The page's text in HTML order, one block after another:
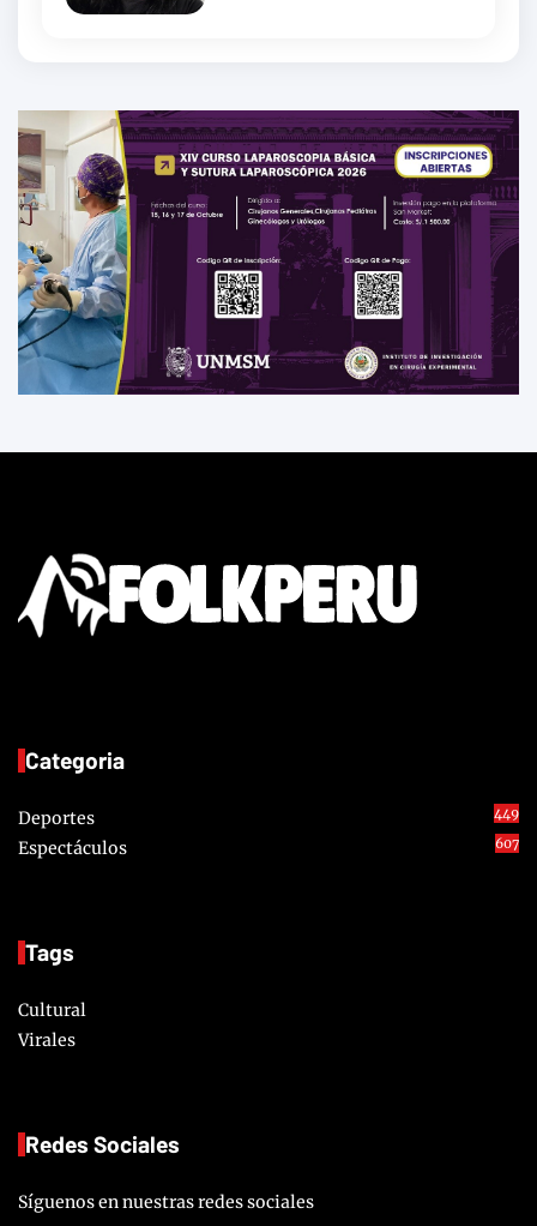
Categoria
Deportes 449
Espectáculos 607
Tags
Cultural
Virales
Redes Sociales
Síguenos en nuestras redes sociales